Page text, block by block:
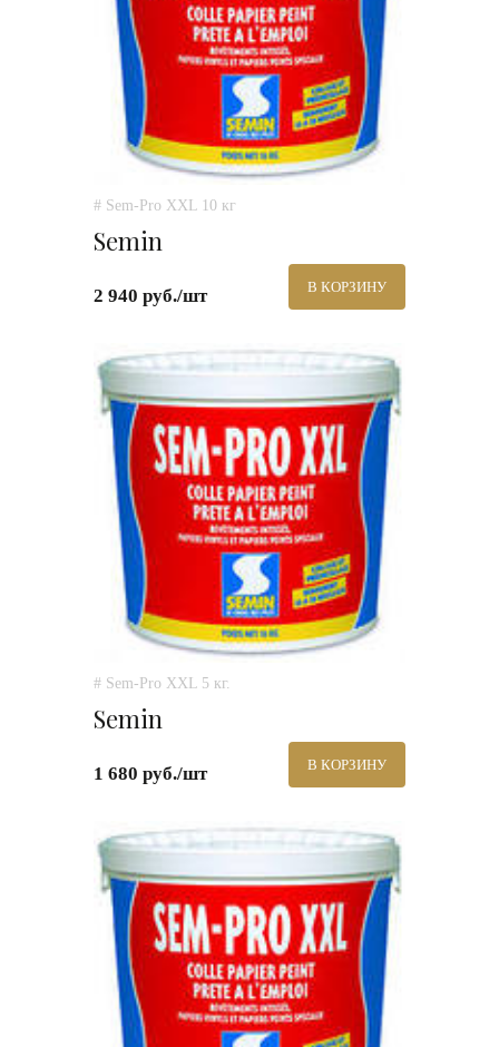
# Sem-Pro XXL 10 кг
Semin
2 940 руб./шт В КОРЗИНУ
# Sem-Pro XXL 5 кг.
Semin
1 680 руб./шт В КОРЗИНУ